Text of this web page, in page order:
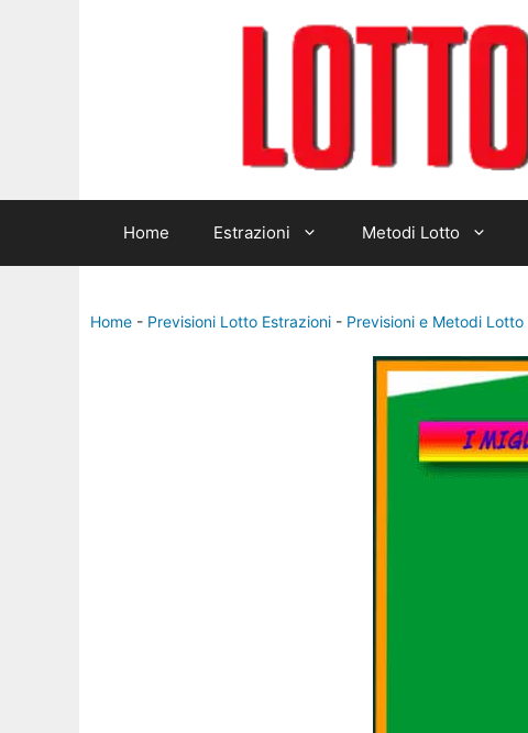
Home Estrazioni Metodi Lotto
Home - Previsioni Lotto Estrazioni - Previsioni e Metodi Lotto